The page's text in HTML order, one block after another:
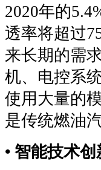
2020年的
透率将超过
来长期的需
机、电控系
使用大量的
是传统燃油
• 智能技术